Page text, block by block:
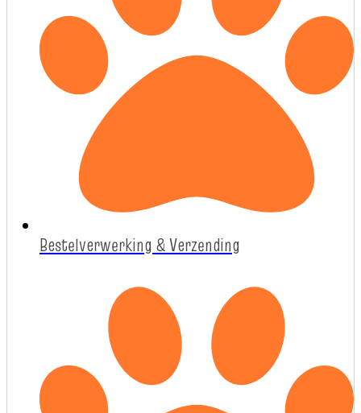
Bestelverwerking & Verzending